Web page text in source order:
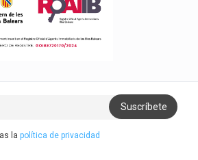
la política de privacidad